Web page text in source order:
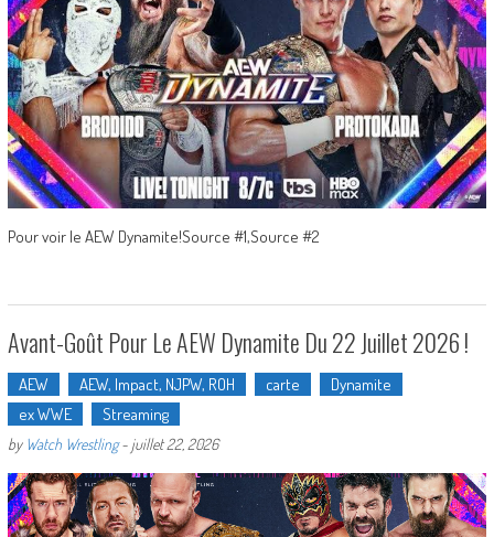
Pour voir le AEW Dynamite!Source #1,Source #2
Avant-Goût Pour Le AEW Dynamite Du 22 Juillet 2026 !
AEW AEW, Impact, NJPW, ROH carte
Dynamite
ex WWE
Streaming
by Watch Wrestling- juillet 22, 2026